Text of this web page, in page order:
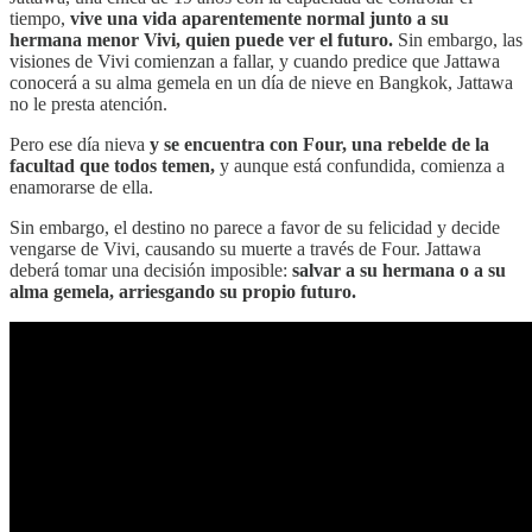
tiempo, vive una vida aparentemente normal junto a su
hermana menor Vivi, quien puede ver el futuro. Sin embargo, las
visiones de Vivi comienzan a fallar, y cuando predice que Jattawa
conocerá a su alma gemela en un día de nieve en Bangkok, Jattawa
no le presta atención.
Pero ese día nieva y se encuentra con Four, una rebelde de la
facultad que todos temen, y aunque está confundida, comienza a
enamorarse de ella.
Sin embargo, el destino no parece a favor de su felicidad y decide
vengarse de Vivi, causando su muerte a través de Four. Jattawa
deberá tomar una decisión imposible: salvar a su hermana o a su
alma gemela, arriesgando su propio futuro.